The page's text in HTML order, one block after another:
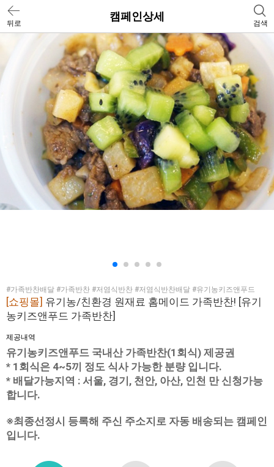
뒤로
캠페인상세
검색
#가족반찬배달 #가족반찬 #저염식반찬 #저염식반찬배달 #유기농키즈앤푸드
[쇼핑몰] 유기농/친환경 원재료 홈메이드 가족반찬! [유기
농키즈앤푸드 가족반찬]
제공내역
유기농키즈앤푸드 국내산 가족반찬(1회식) 제공권
* 1회식은 4~5끼 정도 식사 가능한 분량 입니다.
* 배달가능지역 : 서울, 경기, 천안, 아산, 인천 만 신청가능
합니다.
※최종선정시 등록해 주신 주소지로 자동 배송되는 캠페인
입니다.